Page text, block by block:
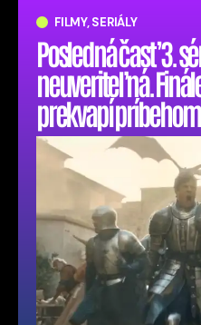
FILMY, SERIÁLY
Posledná časť 3.
neuveriteľná.
prekvapí príbehom